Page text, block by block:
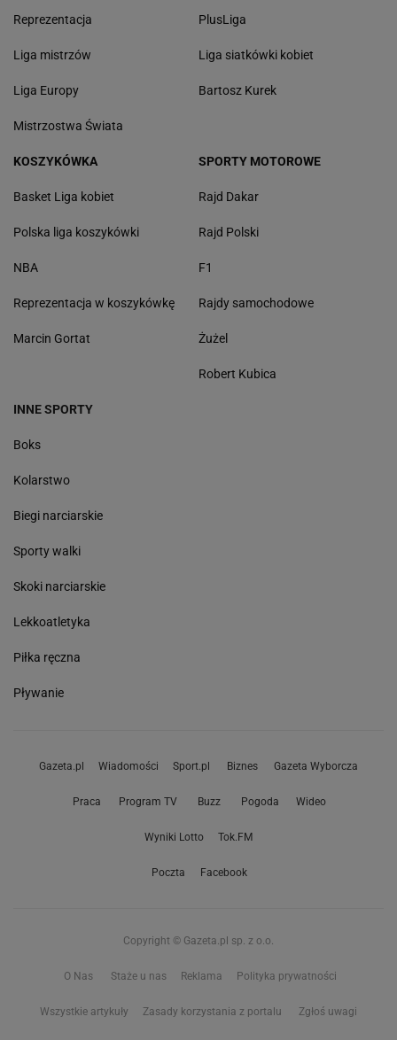
Reprezentacja
Liga mistrzów
Liga Europy
Mistrzostwa Świata
PlusLiga
Liga siatkówki kobiet
Bartosz Kurek
KOSZYKÓWKA
Basket Liga kobiet
Polska liga koszykówki
NBA
Reprezentacja w koszykówkę
Marcin Gortat
SPORTY MOTOROWE
Rajd Dakar
Rajd Polski
F1
Rajdy samochodowe
Żużel
Robert Kubica
INNE SPORTY
Boks
Kolarstwo
Biegi narciarskie
Sporty walki
Skoki narciarskie
Lekkoatletyka
Piłka ręczna
Pływanie
Gazeta.pl Wiadomości Sport.pl Biznes Gazeta Wyborcza
Praca Program TV Buzz Pogoda Wideo
Wyniki Lotto Tok.FM
Poczta Facebook
Copyright © Gazeta.pl sp. z o.o.
O Nas Staże u nas Reklama Polityka prywatności
Wszystkie artykuły Zasady korzystania z portalu Zgłoś uwagi